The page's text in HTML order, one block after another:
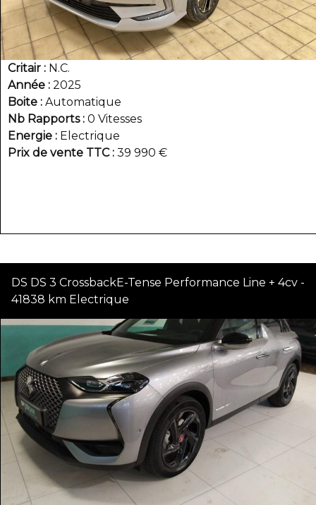
Critair
N.C.
Année 2025
Boite Automatique
Nb Rapports 0 Vitesses
Energie
Electrique
Prix de vente TTC 39 990 €
DS DS 3 CrossbackE-Tense Performance Line + 4cv -
41838 km Electrique